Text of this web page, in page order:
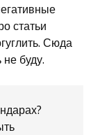
статьи
Сюда
буду.